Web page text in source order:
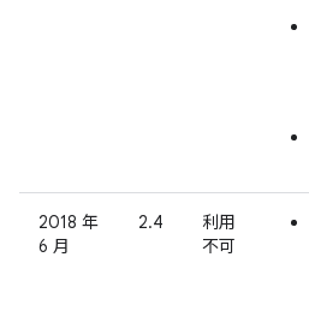
2018 年
6 月
2.4
利用
不可